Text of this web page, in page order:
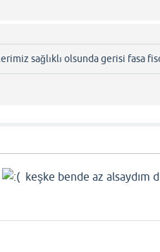
sağlıklı olsunda gerisi fasa
keşke bende az alsaydım